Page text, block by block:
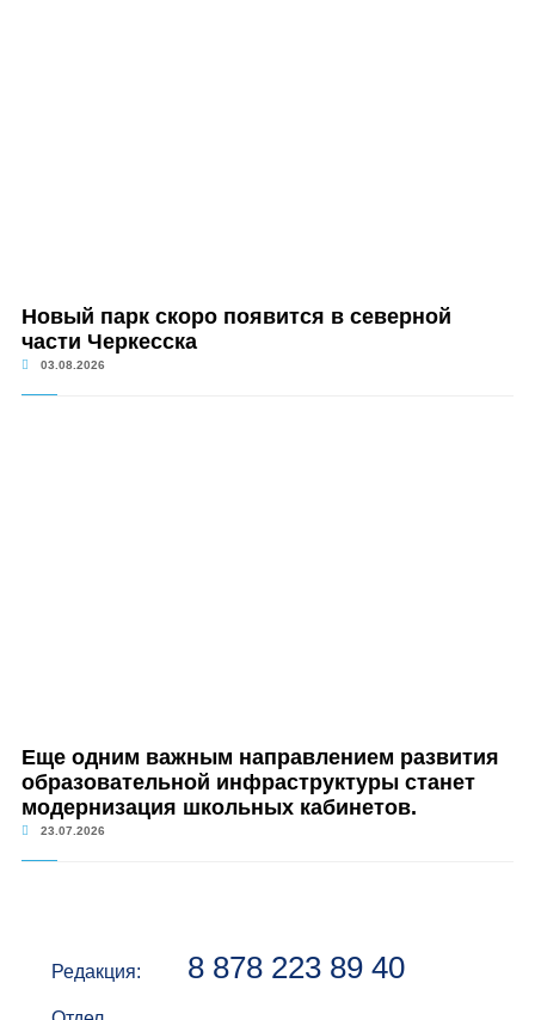
Новый парк скоро появится в северной
части Черкесска
03.08.2026
Еще одним важным направлением развития
образовательной инфраструктуры станет
модернизация школьных кабинетов.
23.07.2026
Редакция: 8 878 223 89 40